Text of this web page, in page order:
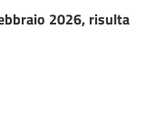
2026, risulta